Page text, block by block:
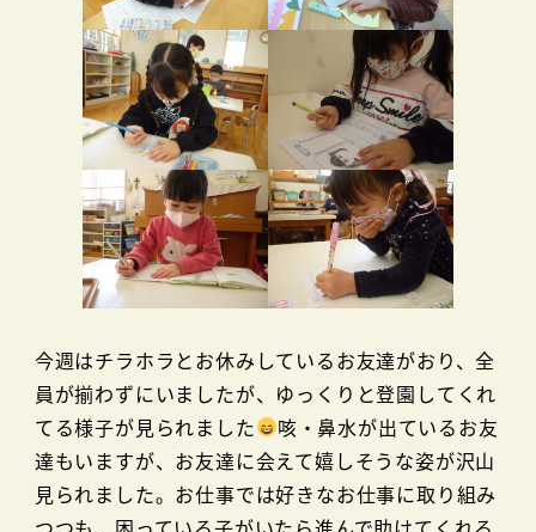
今週はチラホラとお休みしているお友達がおり、全
員が揃わずにいましたが、ゆっくりと登園してくれ
てる様子が見られました
咳・鼻水が出ているお友
達もいますが、お友達に会えて嬉しそうな姿が沢山
見られました。お仕事では好きなお仕事に取り組み